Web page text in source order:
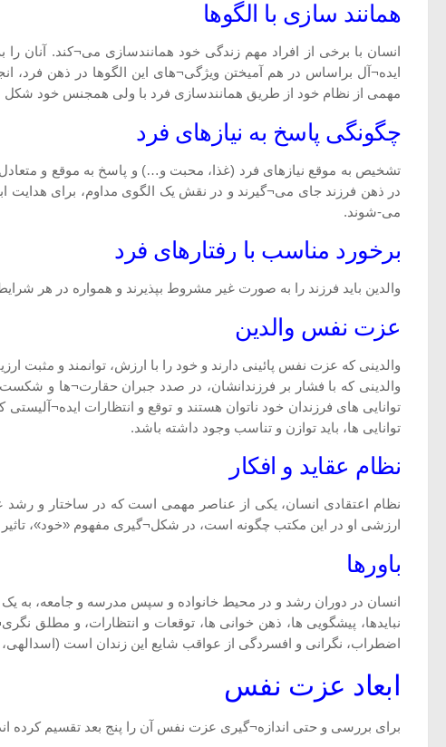
همانند سازی با الگوها
انسان با برخی از افراد مهم زندگی خود همانندسازی می¬کند. آنان
ایده¬آل براساس در هم آمیختن ویژگی¬های این الگوها در ذهن
مهمی از نظام خود از طریق همانندسازی فرد با ولی همجنس خود شکل می¬گیرد که در
چگونگی پاسخ به نیازهای فرد
تشخیص به موقع نیازهای فرد (غذا، محبت و…) و پاسخ به موقع و متعادل
در ذهن فرزند جای می¬گیرند و در نقش یک الگوی مداوم، برای هدایت
می-شوند.
برخورد مناسب با رفتارهای فرد
والدین باید فرزند را به صورت غیر مشروط بپذیرند و همواره در هر
عزت نفس والدین
والدینی که عزت نفس پائینی دارند و خود را با ارزش، توانمند و مثبت
والدینی که با فشار بر فرزندانشان، در صدد جبران حقارت¬ها و
توانایی های فرزندان خود ناتوان هستند و توقع و انتظارات
توانایی ها، باید توازن و تناسب وجود داشته باشد.
نظام عقاید و افکار
نظام اعتقادی انسان، یکی از عناصر مهمی است که در ساختار و رشد
ارزشی او در این مکتب چگونه است، در شکل¬گیری مفهوم «خود»، تاثیر
باورها
انسان در دوران رشد و در محیط خانواده و سپس مدرسه و جامعه، به یک
نبایدها، پیشگویی ها، ذهن خوانی ها، توقعات و انتظارات، و مطلق
اضطراب، نگرانی و افسردگی از عواقب شایع این زندان است (اسدالهی، 1376؛ به نقل از بابایی، 1385).
ابعاد عزت نفس
برای بررسی و حتی اندازه¬گیری عزت نفس آن را پنج بعد تقسیم